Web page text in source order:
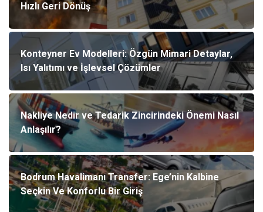
Hızlı Geri Dönüş
Konteyner Ev Modelleri: Özgün Mimari Detaylar,
Isı Yalıtımı ve İşlevsel Çözümler
Nakliye Nedir ve Tedarik Zincirindeki Önemi Nasıl
Anlaşılır?
Bodrum Havalimanı Transfer: Ege’nin Kalbine
Seçkin Ve Konforlu Bir Giriş